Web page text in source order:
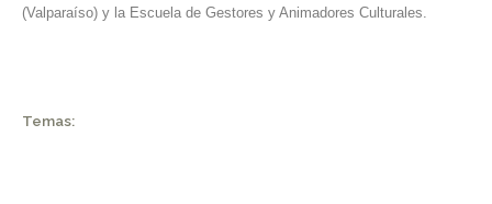
(Valparaíso) y la Escuela de Gestores y Animadores Culturales.
Temas: